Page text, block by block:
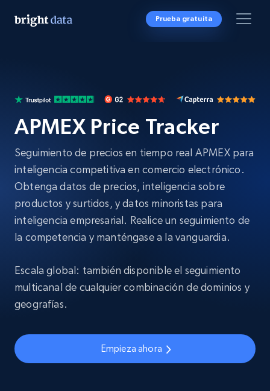
Prueba gratuita
APMEX Price Tracker
Seguimiento de precios en tiempo real APMEX para
inteligencia competitiva en comercio electrónico.
Obtenga datos de precios, inteligencia sobre
productos y surtidos, y datos minoristas para
inteligencia empresarial. Realice un seguimiento de
la competencia y manténgase a la vanguardia.
Escala global: también disponible el seguimiento
multicanal de cualquier combinación de dominios y
geografías.
Empieza ahora